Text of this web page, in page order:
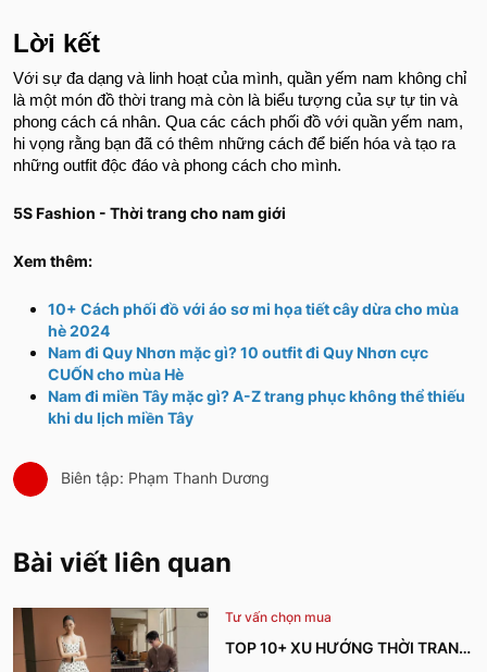
Lời kết
Với sự đa dạng và linh hoạt của mình, quần yếm nam không chỉ
là một món đồ thời trang mà còn là biểu tượng của sự tự tin và
phong cách cá nhân. Qua các cách phối đồ với quần yếm nam,
hi vọng rằng bạn đã có thêm những cách để biến hóa và tạo ra
những outfit độc đáo và phong cách cho mình.
5S Fashion - Thời trang cho nam giới
Xem thêm:
10+ Cách phối đồ với áo sơ mi họa tiết cây dừa cho mùa
hè 2024
Nam đi Quy Nhơn mặc gì? 10 outfit đi Quy Nhơn cực
CUỐN cho mùa Hè
Nam đi miền Tây mặc gì? A-Z trang phục không thể thiếu
khi du lịch miền Tây
Biên tập: Phạm Thanh Dương
Bài viết liên quan
Tư vấn chọn mua
TOP 10+ XU HƯỚNG THỜI TRANG